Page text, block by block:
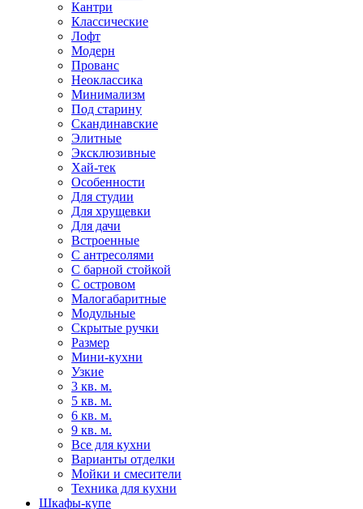
Кантри
Классические
Лофт
Модерн
Прованс
Неоклассика
Минимализм
Под старину
Скандинавские
Элитные
Эксклюзивные
Хай-тек
Особенности
Для студии
Для хрущевки
Для дачи
Встроенные
С антресолями
С барной стойкой
С островом
Малогабаритные
Модульные
Скрытые ручки
Размер
Мини-кухни
Узкие
3 кв. м.
5 кв. м.
6 кв. м.
9 кв. м.
Все для кухни
Варианты отделки
Мойки и смесители
Техника для кухни
Шкафы-купе